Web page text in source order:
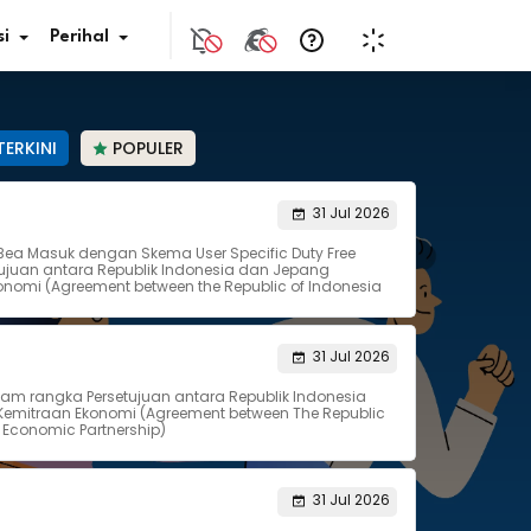
Bunga
Pajak
HKN
JDIH
Perihal
POPULER
31 Jul 2026
Masuk dengan Skema User Specific Duty Free
antara Republik Indonesia dan Jepang
(Agreement between the Republic of Indonesia
31 Jul 2026
rangka Persetujuan antara Republik Indonesia
Ekonomi (Agreement between The Republic
Partnership)
31 Jul 2026